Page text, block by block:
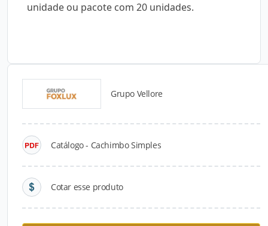
unidade ou pacote com 20 unidades.
Grupo Vellore
Catálogo - Cachimbo Simples
Cotar esse produto
Detalhes do produto
O Cachimbo Simples da Foxlux é um conector